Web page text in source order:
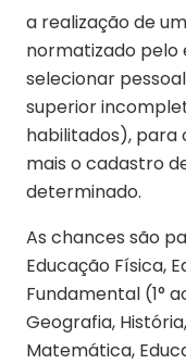
a realização de
normatizado pelo
selecionar
superior
habilitados), para
mais o cadastro
determinado.
As chances são
Educação Física,
Fundamental (1°
Geografia,
Matemática,